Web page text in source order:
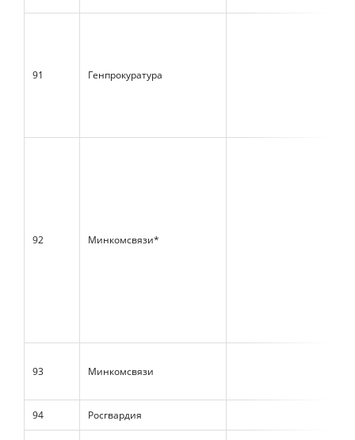
91 Генпрокуратура
92 Минкомсвязи*
93 Минкомсвязи
94 Росгвардия